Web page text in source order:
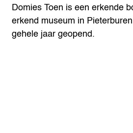
Domies Toen is een erkende
erkend museum in
gehele jaar geopend.